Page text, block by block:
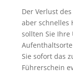
Der Verlust
aber schnelles
sollten Sie Ihre
Sie sofort das
Führerschein